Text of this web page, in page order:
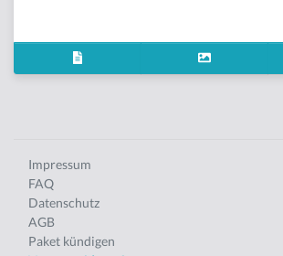
Impressum
FAQ
Datenschutz
AGB
Paket kündigen